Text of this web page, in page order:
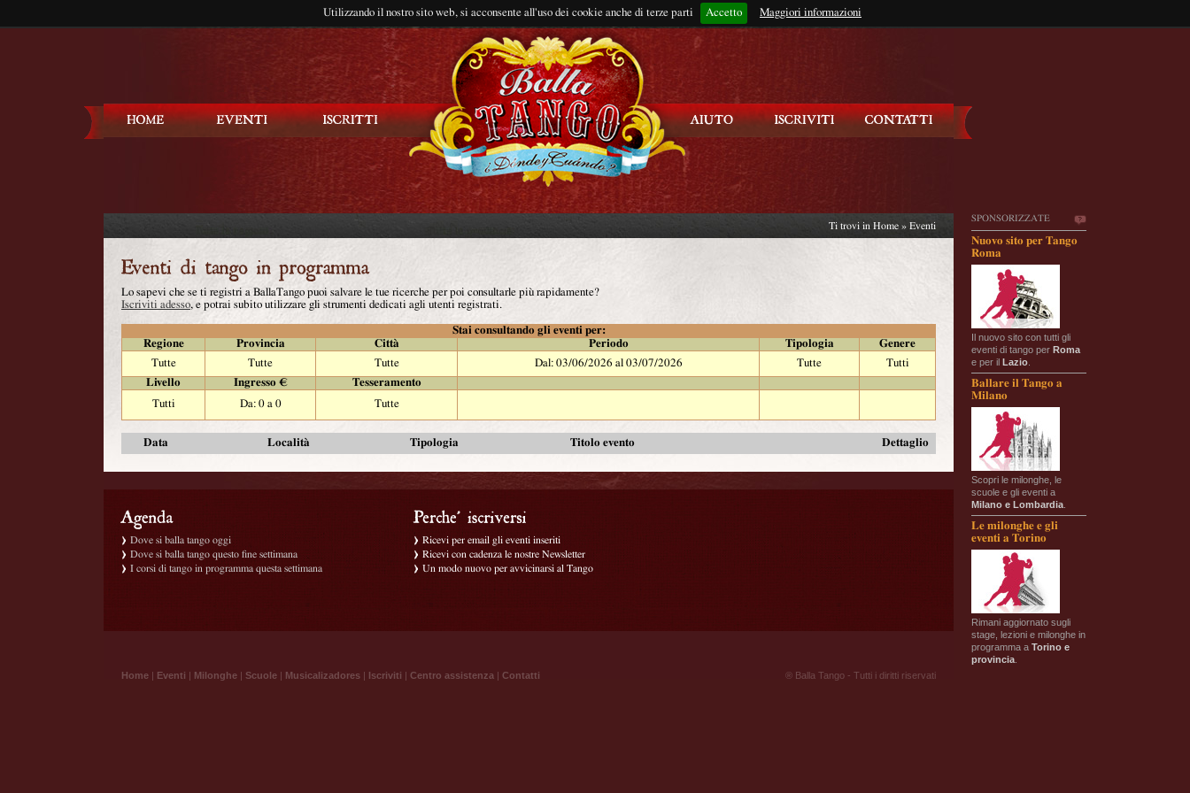
Utilizzando il nostro sito web, si acconsente all'uso dei cookie anche di terze parti Accetto Maggiori informazioni
Rimani connesso?
SPONSORIZZATE
Nuovo sito per Tango
Roma
Il nuovo sito con tutti gli
eventi di tango per Roma
e per il Lazio
Ballare il Tango a
Milano
Scopri le milonghe, le
scuole e gli eventi a
Milano e Lombardia
Le milonghe e gli
eventi a Torino
Rimani aggiornato sugli
stage, lezioni e milonghe in
programma a Torino e
provincia
Ti trovi in Home » Eventi
Lo sapevi che se ti registri a BallaTango puoi salvare le tue ricerche per poi consultarle più rapidamente?
Iscriviti adesso, e potrai subito utilizzare gli strumenti dedicati agli utenti registrati.
Stai consultando gli eventi per:
Regione
Provincia Città Periodo Tipologia
Genere
Tutte
Tutte Tutte Dal: 03/06/2026 al 03/07/2026 Tutte
Tutti
Livello
Ingresso €
Tesseramento
Tutti
Da: 0 a 0 Tutte
Data Località Tipologia Titolo evento Dettaglio
Dove si balla tango oggi
Dove si balla tango questo fine settimana
I corsi di tango in programma questa settimana
Ricevi per email gli eventi inseriti
Ricevi con cadenza le nostre Newsletter
Un modo nuovo per avvicinarsi al Tango
Home | Eventi | Milonghe | Scuole | Musicalizadores | Iscriviti | Centro assistenza | Contatti ® Balla Tango - Tutti i diritti riservati